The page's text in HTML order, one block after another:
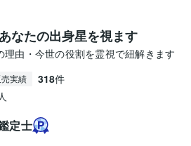
なたの出身星を視ます
理由・今世の役割を霊視で紐解きます
実績 318件
定士